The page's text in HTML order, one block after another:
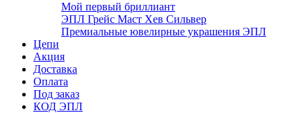
Мой первый бриллиант
ЭПЛ Грейс Маст Хев Сильвер
Премиальные ювелирные украшения ЭПЛ
Цепи
Акция
Доставка
Оплата
Под заказ
КОД ЭПЛ